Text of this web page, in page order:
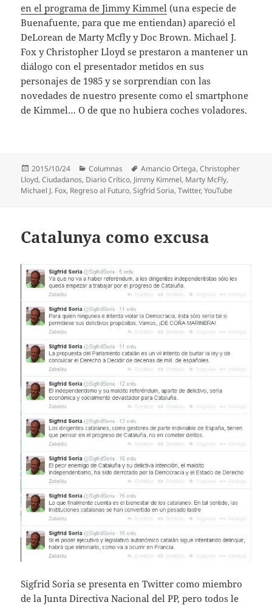
en el programa de Jimmy Kimmel (una especie de
Buenafuente, para que me entiendan) apareció el
DeLorean de Marty Mcfly y Doc Brown. Michael J.
Fox y Christopher Lloyd se prestaron a mantener un
diálogo con el presentador metidos en sus
personajes de 1985 y se sorprendían con las
novedades de nuestro presente como el smartphone
de Kimmel… O de que no hubiera coches voladores.
Publicado
el
2015/10/24 Categorías
Columnas Etiquetas
Amancio Ortega,Christopher
Lloyd,Ciudadanos, Diario Crítico, Jimmy Kimmel, Marty McFly,
Michael J. Fox, Regreso al Futuro,Sigfrid Soria,Twitter,YouTube
Catalunya como excusa
Sigfrid Soria se presenta en Twitter como miembro
de la Junta Directiva Nacional del PP, pero todos le